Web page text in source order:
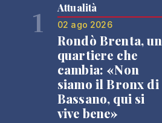
1 Attualità
02 ago 2026
Rondò Brenta, un
quartiere che
cambia: «Non
siamo il Bronx di
Bassano, qui si
vive bene»